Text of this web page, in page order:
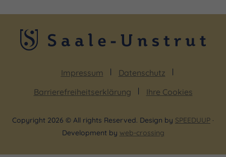
Impressum
Datenschutz
Barrierefreiheitserklärung
Ihre Cookies
Copyright 2026 © All rights Reserved. Design by SPEEDUUP ·
Development by web-crossing